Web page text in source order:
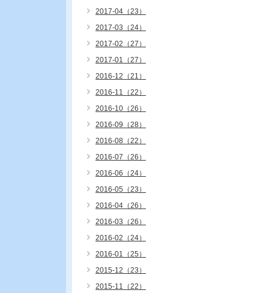
2017-04（23）
2017-03（24）
2017-02（27）
2017-01（27）
2016-12（21）
2016-11（22）
2016-10（26）
2016-09（28）
2016-08（22）
2016-07（26）
2016-06（24）
2016-05（23）
2016-04（26）
2016-03（26）
2016-02（24）
2016-01（25）
2015-12（23）
2015-11（22）